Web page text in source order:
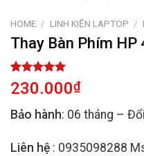
HOME / LINH KIỆN LAPTOP /
Thay Bàn Phím HP
Rated
5.00
out of 5
2
customer
230.000₫
Bảo hành: 06 tháng –
Liên hệ : 0935098288